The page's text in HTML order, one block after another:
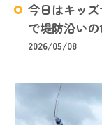
今日はキッ
で堤防沿い
2026/05/08